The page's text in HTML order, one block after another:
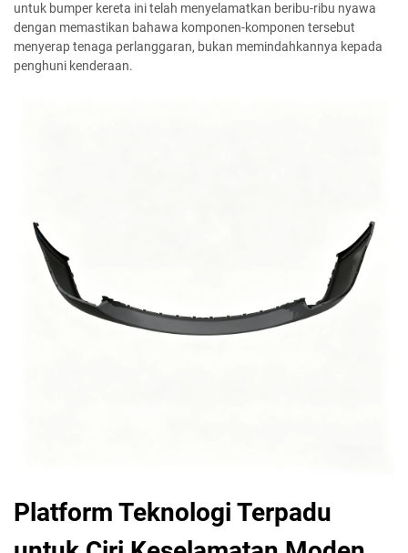
untuk bumper kereta ini telah menyelamatkan beribu-ribu nyawa
dengan memastikan bahawa komponen-komponen tersebut
menyerap tenaga perlanggaran, bukan memindahkannya kepada
penghuni kenderaan.
Platform Teknologi Terpadu